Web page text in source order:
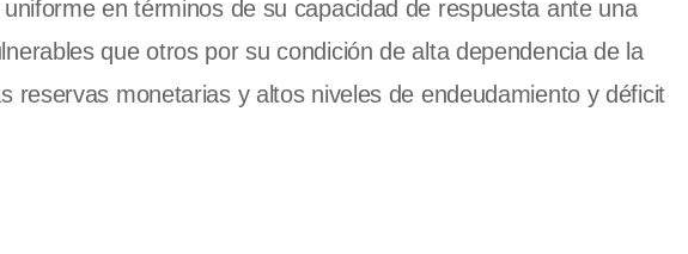
en términos de su capacidad de respuesta ante una
que otros por su condición de alta dependencia de la
reservas monetarias y altos niveles de endeudamiento y déficit